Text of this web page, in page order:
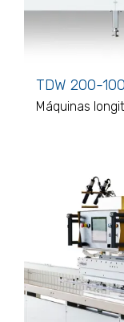
TDW 200-
Máquinas